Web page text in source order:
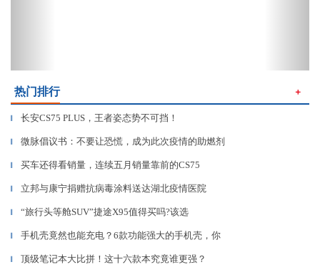
热门排行 ＋
▎ 长安CS75 PLUS，王者姿态势不可挡！
▎ 微脉倡议书：不要让恐慌，成为此次疫情的助燃剂
▎ 买车还得看销量，连续五月销量靠前的CS75
▎ 立邦与康宁捐赠抗病毒涂料送达湖北疫情医院
▎ “旅行头等舱SUV”捷途X95值得买吗?该选
▎ 手机壳竟然也能充电？6款功能强大的手机壳，你
▎ 顶级笔记本大比拼！这十六款本究竟谁更强？